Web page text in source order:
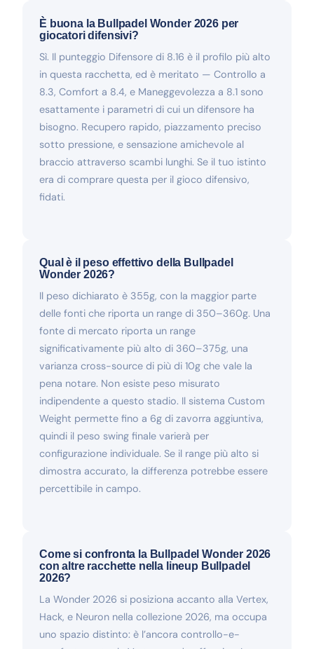
È buona la Bullpadel Wonder 2026 per
giocatori difensivi?
Sì. Il punteggio Difensore di 8.16 è il profilo più alto
in questa racchetta, ed è meritato — Controllo a
8.3, Comfort a 8.4, e Maneggevolezza a 8.1 sono
esattamente i parametri di cui un difensore ha
bisogno. Recupero rapido, piazzamento preciso
sotto pressione, e sensazione amichevole al
braccio attraverso scambi lunghi. Se il tuo istinto
era di comprare questa per il gioco difensivo,
fidati.
Qual è il peso effettivo della Bullpadel
Wonder 2026?
Il peso dichiarato è 355g, con la maggior parte
delle fonti che riporta un range di 350–360g. Una
fonte di mercato riporta un range
significativamente più alto di 360–375g, una
varianza cross-source di più di 10g che vale la
pena notare. Non esiste peso misurato
indipendente a questo stadio. Il sistema Custom
Weight permette fino a 6g di zavorra aggiuntiva,
quindi il peso swing finale varierà per
configurazione individuale. Se il range più alto si
dimostra accurato, la differenza potrebbe essere
percettibile in campo.
Come si confronta la Bullpadel Wonder 2026
con altre racchette nella lineup Bullpadel
2026?
La Wonder 2026 si posiziona accanto alla Vertex,
Hack, e Neuron nella collezione 2026, ma occupa
uno spazio distinto: è l’ancora controllo-e-